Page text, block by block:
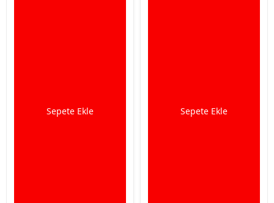
Sepete Ekle Sepete Ekle